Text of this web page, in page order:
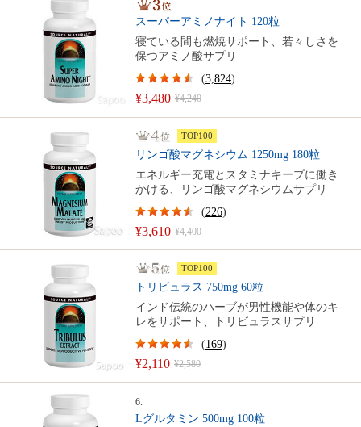
スーパーアミノナイト 120粒
寝ている間も燃焼サポート、若々しさを
保つアミノ酸サプリ
¥3,480 ¥4,240
(3,824)
TOP100
リンゴ酸マグネシウム 1250mg 180粒
エネルギー充電とスタミナキープに働き
かける、リンゴ酸マグネシウムサプリ
¥3,610 ¥4,400
(226)
TOP100
トリビュラス 750mg 60粒
インド伝統のハーブが男性機能や体のキ
レをサポート、トリビュラスサプリ
¥2,110 ¥2,580
(169)
6.
Lグルタミン 500mg 100粒